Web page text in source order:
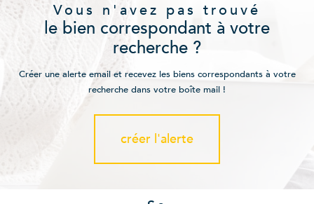
Vous n'avez pas trouvé
le bien correspondant à votre
recherche ?
Créer une alerte email et recevez les biens correspondants à votre
recherche dans votre boîte mail !
créer l'alerte